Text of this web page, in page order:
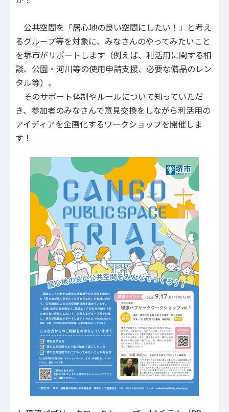
公共空間を「居心地の良い空間にしたい！」と考え
るグループ等を対象に、みなさんのやってみたいこと
を堺市がサポートします（例えば、利活用に関する相
談、公園・河川等の使用申請支援、必要な備品のレン
タル等）。
そのサポート体制やルールについて知っていただ
き、参加者のみなさんで意見交換をしながら利活用の
アイディアを企画化するワークショップを開催しま
す！